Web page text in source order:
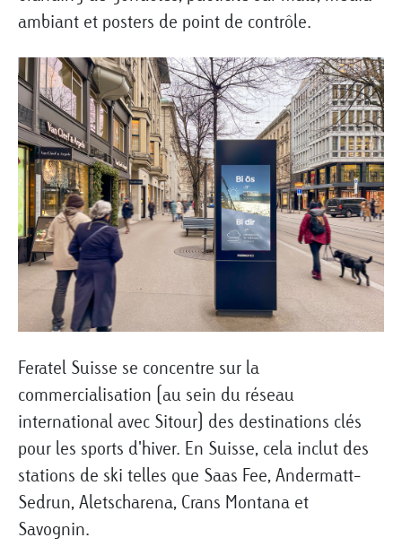
ambiant et posters de point de contrôle.
Feratel Suisse se concentre sur la
commercialisation (au sein du réseau
international avec Sitour) des destinations clés
pour les sports d'hiver. En Suisse, cela inclut des
stations de ski telles que Saas Fee, Andermatt-
Sedrun, Aletscharena, Crans Montana et
Savognin.